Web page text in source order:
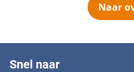
Naar
Snel naar